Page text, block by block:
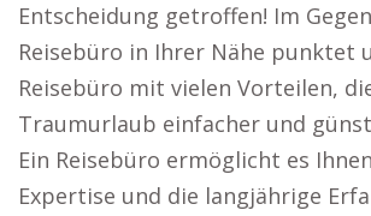
Entscheidung getroffen! Im
Reisebüro in Ihrer Nähe punktet
Reisebüro mit vielen Vorteilen,
Traumurlaub einfacher und
Ein Reisebüro ermöglicht es
Expertise und die langjährige